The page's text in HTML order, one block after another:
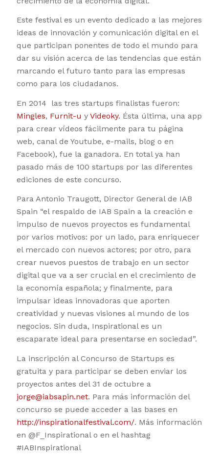
Este festival es un evento dedicado a las mejores
ideas de innovación y comunicación digital en el
que participan ponentes de todo el mundo para
dar su visión acerca de las tendencias que están
marcando el futuro tanto para las empresas
como para los ciudadanos.
En 2014 las tres startups finalistas fueron:
Mingles, Furnit-u y Videoky. Ésta última, una app
para crear vídeos fácilmente para tu página
web, canal de Youtube, e-mails, blog o en
Facebook), fue la ganadora. En total ya han
pasado más de 100 startups por las diferentes
ediciones de este concurso.
Para Antonio Traugott, Director General de IAB
Spain “el respaldo de IAB Spain a la creación e
impulso de nuevos proyectos es fundamental
por varios motivos: por un lado, para enriquecer
el mercado con nuevos actores; por otro, para
crear nuevos puestos de trabajo en un sector
digital que va a ser crucial en el crecimiento de
la economía española; y finalmente, para
impulsar ideas innovadoras que aporten
creatividad y nuevas visiones al mundo de los
negocios. Sin duda, Inspirational es un
escaparate ideal para presentarse en sociedad”.
La inscripción al Concurso de Startups es
gratuita y para participar se deben enviar los
proyectos antes del 31 de octubre a
jorge@iabsapin.net. Para más información del
concurso se puede acceder a las bases en
http://inspirationalfestival.com/. Más información
en @F_Inspirational o en el hashtag
#IABInspirational